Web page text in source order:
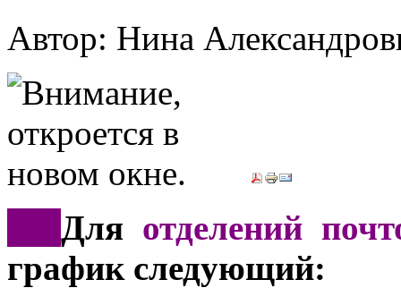
Автор: Нина
Для отделений
график следующий: